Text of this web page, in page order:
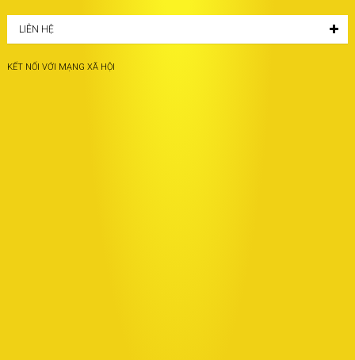
LIÊN HỆ
KẾT NỐI VỚI MẠNG XÃ HỘI